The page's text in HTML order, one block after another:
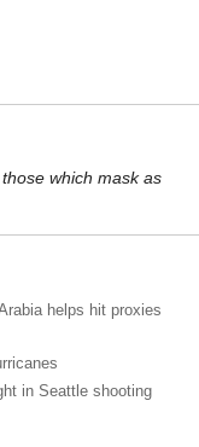
which mask as
helps hit proxies
in Seattle shooting